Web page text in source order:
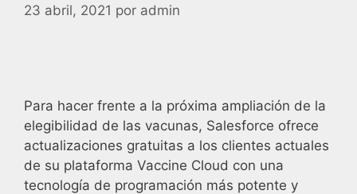
23 abril, 2021 por admin
Para hacer frente a la próxima ampliación de la
elegibilidad de las vacunas, Salesforce ofrece
actualizaciones gratuitas a los clientes actuales
de su plataforma Vaccine Cloud con una
tecnología de programación más potente y